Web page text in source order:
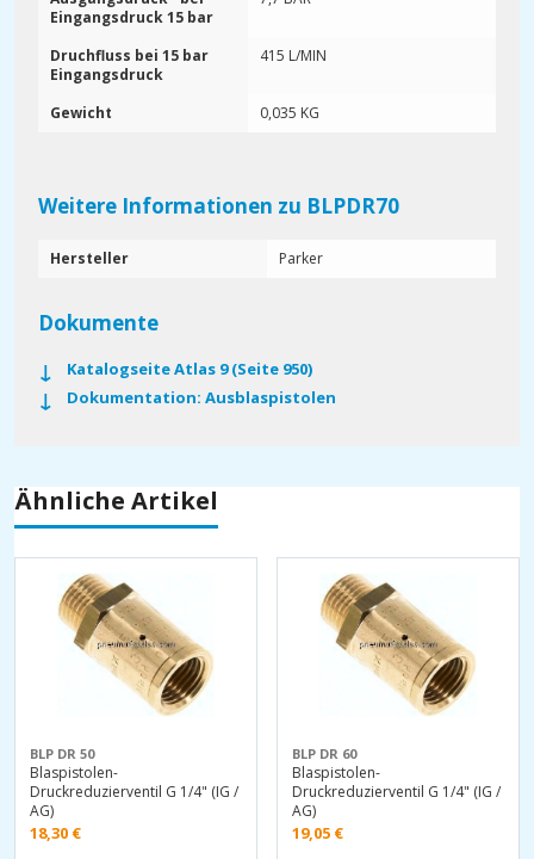
Eingangsdruck 15 bar
Druchfluss bei 15 bar
Eingangsdruck
415 L/MIN
Gewicht 0,035 KG
Weitere Informationen zu BLPDR70
Hersteller Parker
Dokumente
Katalogseite Atlas 9 (Seite 950)
Dokumentation: Ausblaspistolen
Ähnliche Artikel
BLP DR 50
Blaspistolen-
Druckreduzierventil G 1/4" (IG /
AG)
18,30 €
BLP DR 60
Blaspistolen-
Druckreduzierventil G 1/4" (IG /
AG)
19,05 €